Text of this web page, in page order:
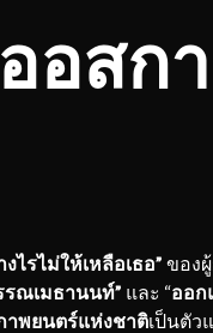
อสก
งไรไม่ให้เหลือเธอ” ของ
รณเมธานนท์” และ “ออก
พยนตร์แห่งชาติเป็นตัว